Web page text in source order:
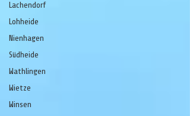
Lachendorf
Lohheide
Nienhagen
Südheide
Wathlingen
Wietze
Winsen